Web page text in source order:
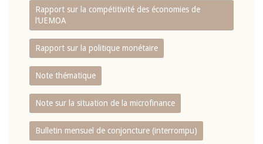
Rapport sur la compétitivité des économies de
l‘UEMOA
Rapport sur la politique monétaire
Note thématique
Note sur la situation de la microfinance
Bulletin mensuel de conjoncture (interrompu)